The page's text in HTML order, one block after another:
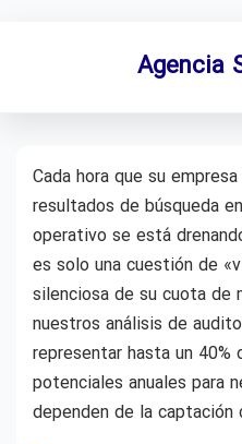
Agencia
Cada hora que su
resultados de búsqueda
operativo se está
es solo una cuestión de
silenciosa de su cuota de
nuestros análisis de
representar hasta un 40%
potenciales anuales para
dependen de la captación